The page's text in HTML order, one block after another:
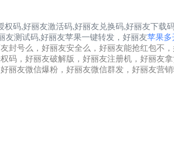
权码,好丽友激活码,好丽友兑换码,好丽友下载
友测试码,好丽友苹果一键转发， 好丽友苹果多
封号么，好丽友安全么，好丽友能抢红包不
码，好丽友破解版，好丽友注册机，好丽友
丽友微信爆粉，好丽友微信群发，好丽友营